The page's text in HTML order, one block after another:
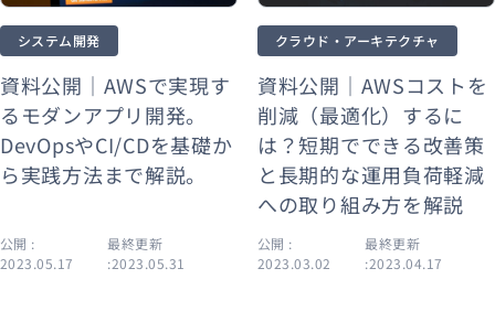
システム開発
資料公開｜AWSで実現す
るモダンアプリ開発。
DevOpsやCI/CDを基礎か
ら実践方法まで解説。
公開 :
2023.05.17
最終更新
:2023.05.31
クラウド・アーキテクチャ
資料公開｜AWSコストを
削減（最適化）するに
は？短期でできる改善策
と長期的な運用負荷軽減
への取り組み方を解説
公開 :
2023.03.02
最終更新
:2023.04.17